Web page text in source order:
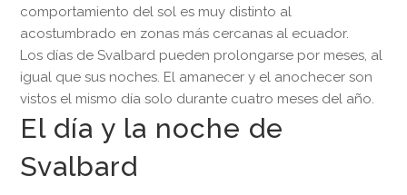
comportamiento del sol es muy distinto al
acostumbrado en zonas más cercanas al ecuador.
Los días de Svalbard pueden prolongarse por meses, al
igual que sus noches. El amanecer y el anochecer son
vistos el mismo día solo durante cuatro meses del año.
El día y la noche de
Svalbard